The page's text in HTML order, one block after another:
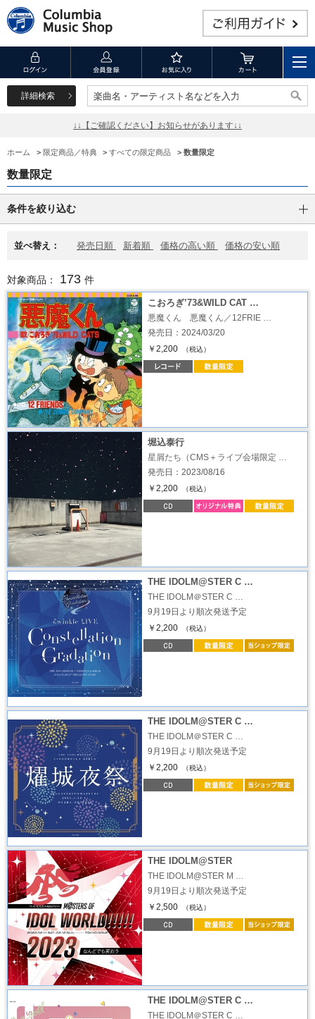
詳細検索 楽曲名・アーティスト名などを入力
楽曲名・アーティスト名などを入力
↓↓【ご確認ください】お知らせがあります↓↓
ホーム > 限定商品／特典 > すべての限定商品 > 数量限定
数量限定
条件を絞り込む
並べ替え： 発売日順 新着順 価格の高い順 価格の安い順
対象商品： 173 件
こおろぎ’73&WILD CAT …
悪魔くん 悪魔くん／12FRIE …
発売日：2024/03/20
￥2,200
（税込）
堀込泰行
星屑たち（CMS＋ライブ会場限定 …
発売日：2023/08/16
￥2,200
（税込）
THE IDOLM@STER C …
THE IDOLM＠STER C …
9月19日より順次発送予定
￥2,200
（税込）
THE IDOLM@STER C …
THE IDOLM＠STER C …
9月19日より順次発送予定
￥2,200
（税込）
THE IDOLM@STER
THE IDOLM@STER M …
9月19日より順次発送予定
￥2,500
（税込）
THE IDOLM@STER C …
THE IDOLM＠STER C …